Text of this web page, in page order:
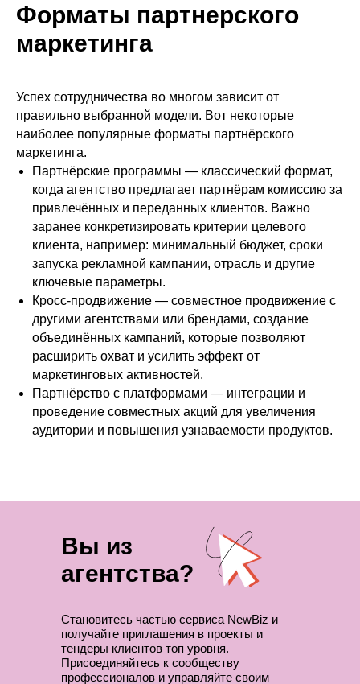
Форматы партнерского
маркетинга
Успех сотрудничества во многом зависит от
правильно выбранной модели. Вот некоторые
наиболее популярные форматы партнёрского
маркетинга.
Партнёрские программы — классический формат,
когда агентство предлагает партнёрам комиссию за
привлечённых и переданных клиентов. Важно
заранее конкретизировать критерии целевого
клиента, например: минимальный бюджет, сроки
запуска рекламной кампании, отрасль и другие
ключевые параметры.
Кросс-продвижение — совместное продвижение с
другими агентствами или брендами, создание
объединённых кампаний, которые позволяют
расширить охват и усилить эффект от
маркетинговых активностей.
Партнёрство с платформами — интеграции и
проведение совместных акций для увеличения
аудитории и повышения узнаваемости продуктов.
Вы из
агентства?
Становитесь частью сервиса NewBiz и
получайте приглашения в проекты и
тендеры клиентов топ уровня.
Присоединяйтесь к сообществу
профессионалов и управляйте своим